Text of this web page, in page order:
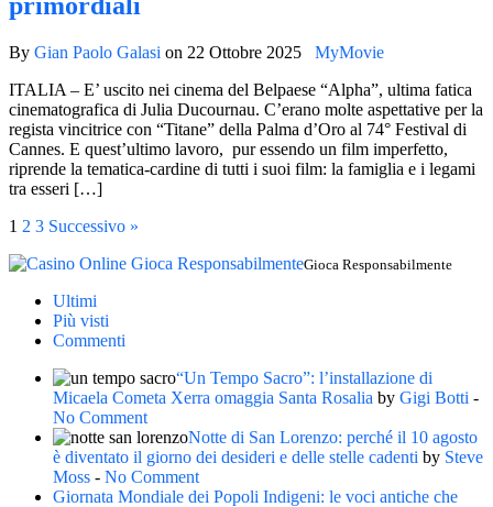
By Gian Paolo Galasi on 22 Ottobre 2025
MyMovie
ITALIA – E’ uscito nei cinema del Belpaese “Alpha”, ultima fatica
cinematografica di Julia Ducournau. C’erano molte aspettative per la
regista vincitrice con “Titane” della Palma d’Oro al 74° Festival di
Cannes. E quest’ultimo lavoro, pur essendo un film imperfetto,
riprende la tematica-cardine di tutti i suoi film: la famiglia e i legami
tra esseri […]
1 2 3 Successivo »
Gioca Responsabilmente
Ultimi
Più visti
Commenti
“Un Tempo Sacro”: l’installazione di
Micaela Cometa Xerra omaggia Santa Rosalia by Gigi Botti -
No Comment
Notte di San Lorenzo: perché il 10 agosto
è diventato il giorno dei desideri e delle stelle cadenti by Steve
Moss - No Comment
Giornata Mondiale dei Popoli Indigeni: le voci antiche che